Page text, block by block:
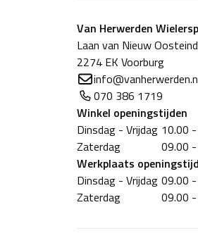
Van Herwerden
Laan van Nieuw
2274 EK Voorburg
070 386 1719
Winkel openingstijden
Dinsdag - Vrijdag 10.00
Zaterdag
09.00
Werkplaats
Dinsdag - Vrijdag 09.00
Zaterdag
09.00